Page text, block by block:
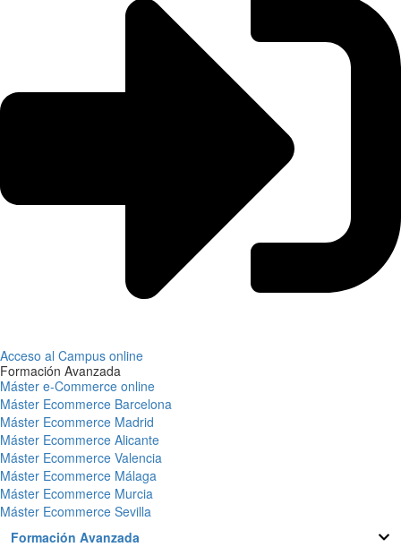
Acceso al Campus online
Formación Avanzada
Máster e-Commerce online
Máster Ecommerce Barcelona
Máster Ecommerce Madrid
Máster Ecommerce Alicante
Máster Ecommerce Valencia
Máster Ecommerce Málaga
Máster Ecommerce Murcia
Máster Ecommerce Sevilla
Formación Avanzada